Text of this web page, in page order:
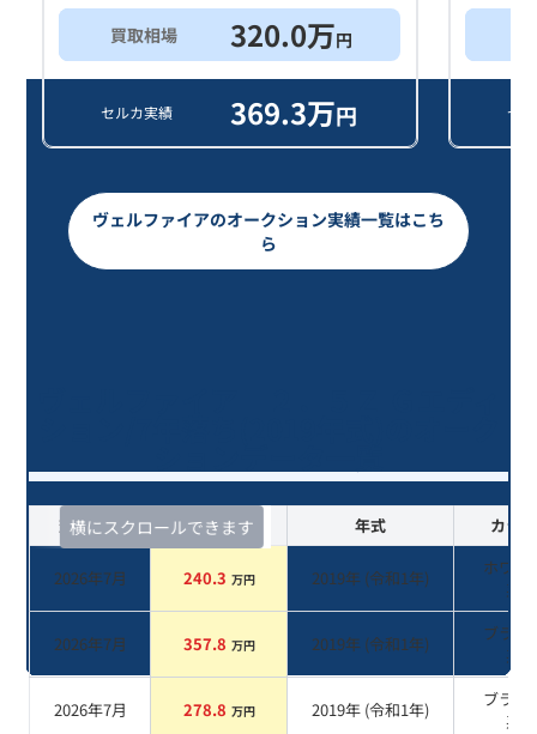
買取相場 320.0万円
セルカ実績 369.3万円 セ
ヴェルファイアのオークション実績一覧はこち
ら
横にスクロールできます
査定時期 セルカ実績 年式 カラー
2026年7月 240.3 万円 2019年 (令和1年)
ホワイ
系
2026年7月 357.8 万円 2019年 (令和1年)
ブラッ
系
2026年7月 278.8 万円 2019年 (令和1年)
ブラッ
系